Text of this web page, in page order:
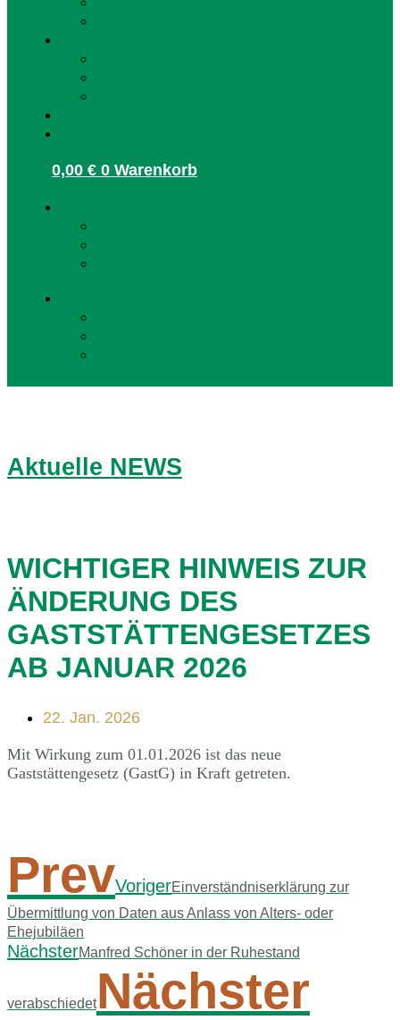
0,00 € 0 Warenkorb
Aktuelle NEWS
WICHTIGER HINWEIS ZUR
ÄNDERUNG DES
GASTSTÄTTENGESETZES
AB JANUAR 2026
22. Jan. 2026
Mit Wirkung zum 01.01.2026 ist das neue
Gaststättengesetz (GastG) in Kraft getreten.
PrevVorigerEinverständniserklärung zur
Übermittlung von Daten aus Anlass von Alters- oder
Ehejubiläen
NächsterManfred Schöner in der Ruhestand
verabschiedetNächster